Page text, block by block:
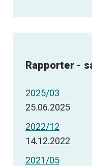
Rapporter -
2025/03
25.06.2025
2022/12
14.12.2022
2021/05